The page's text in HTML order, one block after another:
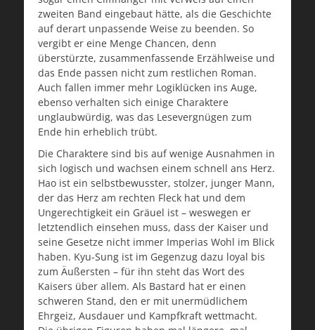
zweiten Band eingebaut hätte, als die Geschichte
auf derart unpassende Weise zu beenden. So
vergibt er eine Menge Chancen, denn
überstürzte, zusammenfassende Erzählweise und
das Ende passen nicht zum restlichen Roman.
Auch fallen immer mehr Logiklücken ins Auge,
ebenso verhalten sich einige Charaktere
unglaubwürdig, was das Lesevergnügen zum
Ende hin erheblich trübt.
Die Charaktere sind bis auf wenige Ausnahmen in
sich logisch und wachsen einem schnell ans Herz.
Hao ist ein selbstbewusster, stolzer, junger Mann,
der das Herz am rechten Fleck hat und dem
Ungerechtigkeit ein Gräuel ist – weswegen er
letztendlich einsehen muss, dass der Kaiser und
seine Gesetze nicht immer Imperias Wohl im Blick
haben. Kyu-Sung ist im Gegenzug dazu loyal bis
zum Äußersten – für ihn steht das Wort des
Kaisers über allem. Als Bastard hat er einen
schweren Stand, den er mit unermüdlichem
Ehrgeiz, Ausdauer und Kampfkraft wettmacht.